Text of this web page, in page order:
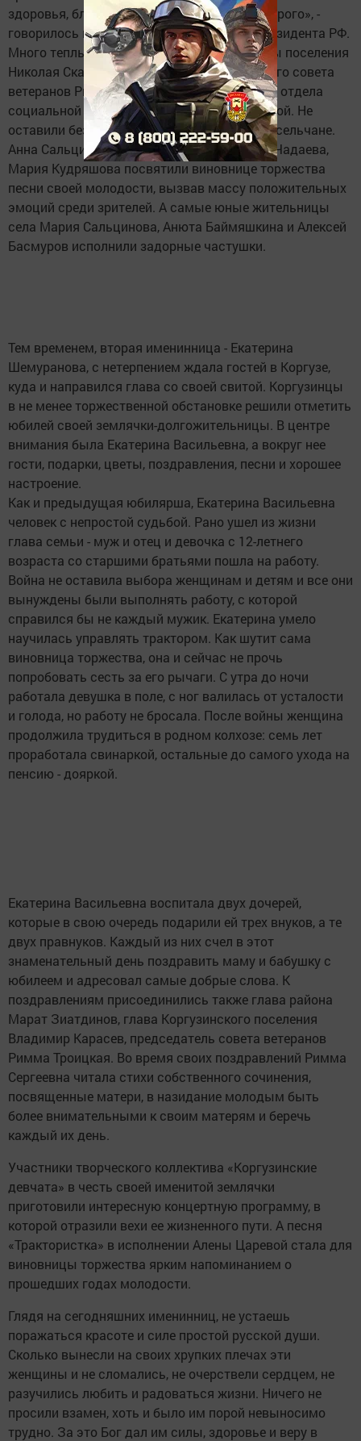
здоровья, благополучия и всего самого доброго», -
говорилось в поздравительном письме Президента РФ.
Много теплых слов прозвучало из уст главы поселения
Николая Скарлухина председателя районного совета
ветеранов Риммы Троицкой, представителя отдела
социальной защиты Минлегуль Шайдуллиной. Не
оставили без внимания сие событие и односельчане.
Анна Сальцинова, Анастасия Фарина, Анна Чадаева,
Мария Кудряшова посвятили виновнице торжества
песни своей молодости, вызвав массу положительных
эмоций среди зрителей. А самые юные жительницы
села Мария Сальцинова, Анюта Баймяшкина и Алексей
Басмуров исполнили задорные частушки.
Тем временем, вторая именинница - Екатерина
Шемуранова, с нетерпением ждала гостей в Коргузе,
куда и направился глава со своей свитой. Коргузинцы
в не менее торжественной обстановке решили отметить
юбилей своей землячки-долгожительницы. В центре
внимания была Екатерина Васильевна, а вокруг нее
гости, подарки, цветы, поздравления, песни и хорошее
настроение.
Как и предыдущая юбилярша, Екатерина Васильевна
человек с непростой судьбой. Рано ушел из жизни
глава семьи - муж и отец и девочка с 12-летнего
возраста со старшими братьями пошла на работу.
Война не оставила выбора женщинам и детям и все они
вынуждены были выполнять работу, с которой
справился бы не каждый мужик. Екатерина умело
научилась управлять трактором. Как шутит сама
виновница торжества, она и сейчас не прочь
попробовать сесть за его рычаги. С утра до ночи
работала девушка в поле, с ног валилась от усталости
и голода, но работу не бросала. После войны женщина
продолжила трудиться в родном колхозе: семь лет
проработала свинаркой, остальные до самого ухода на
пенсию - дояркой.
Екатерина Васильевна воспитала двух дочерей,
которые в свою очередь подарили ей трех внуков, а те
двух правнуков. Каждый из них счел в этот
знаменательный день поздравить маму и бабушку с
юбилеем и адресовал самые добрые слова. К
поздравлениям присоединились также глава района
Марат Зиатдинов, глава Коргузинского поселения
Владимир Карасев, председатель совета ветеранов
Римма Троицкая. Во время своих поздравлений Римма
Сергеевна читала стихи собственного сочинения,
посвященные матери, в назидание молодым быть
более внимательными к своим матерям и беречь
каждый их день.
Участники творческого коллектива «Коргузинские
девчата» в честь своей именитой землячки
приготовили интересную концертную программу, в
которой отразили вехи ее жизненного пути. А песня
«Трактористка» в исполнении Алены Царевой стала для
виновницы торжества ярким напоминанием о
прошедших годах молодости.
Глядя на сегодняшних именинниц, не устаешь
поражаться красоте и силе простой русской души.
Сколько вынесли на своих хрупких плечах эти
женщины и не сломались, не очерствели сердцем, не
разучились любить и радоваться жизни. Ничего не
просили взамен, хоть и было им порой невыносимо
трудно. За это Бог дал им силы, здоровье и веру в